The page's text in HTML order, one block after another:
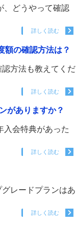
、どうやって確認
詳しく読む
額の確認方法は？
方法も教えてくだ
詳しく読む
がありますか？
入会特典があった
詳しく読む
レードプランはあ
詳しく読む